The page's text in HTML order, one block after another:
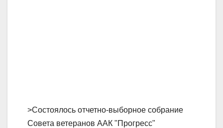
>Состоялось отчетно-выборное собрание
Совета ветеранов ААК "Прогресс"